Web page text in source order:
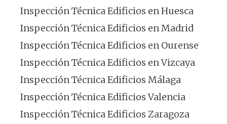
Inspección Técnica Edificios en Huesca
Inspección Técnica Edificios en Madrid
Inspección Técnica Edificios en Ourense
Inspección Técnica Edificios en Vizcaya
Inspección Técnica Edificios Málaga
Inspección Técnica Edificios Valencia
Inspección Técnica Edificios Zaragoza